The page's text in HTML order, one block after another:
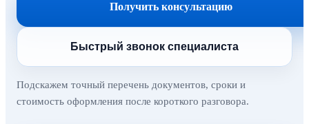
Получить консультацию
Быстрый звонок специалиста
Подскажем точный перечень документов, сроки и
стоимость оформления после короткого разговора.